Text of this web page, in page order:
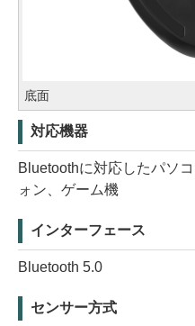
底面
対応機器
Bluetoothに対応したパソ
ォン、ゲーム機
インターフェース
Bluetooth 5.0
センサー方式